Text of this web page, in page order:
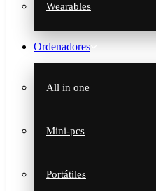
Wearables
Ordenadores
All in one
Mini-pcs
Portátiles